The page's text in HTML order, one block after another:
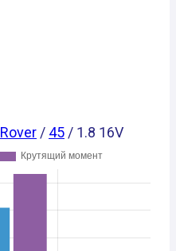
Rover / 45 / 1.8 16V